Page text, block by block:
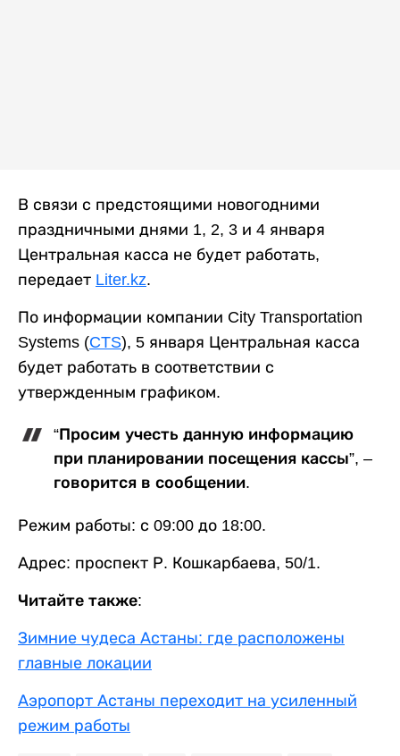
В связи с предстоящими новогодними
праздничными днями 1, 2, 3 и 4 января
Центральная касса не будет работать,
передает Liter.kz.
По информации компании City Transportation
Systems (CTS), 5 января Центральная касса
будет работать в соответствии с
утвержденным графиком.
“Просим учесть данную информацию
при планировании посещения кассы”, –
говорится в сообщении.
Режим работы: с 09:00 до 18:00.
Адрес: проспект Р. Кошкарбаева, 50/1.
Читайте также:
Зимние чудеса Астаны: где расположены
главные локации
Аэропорт Астаны переходит на усиленный
режим работы